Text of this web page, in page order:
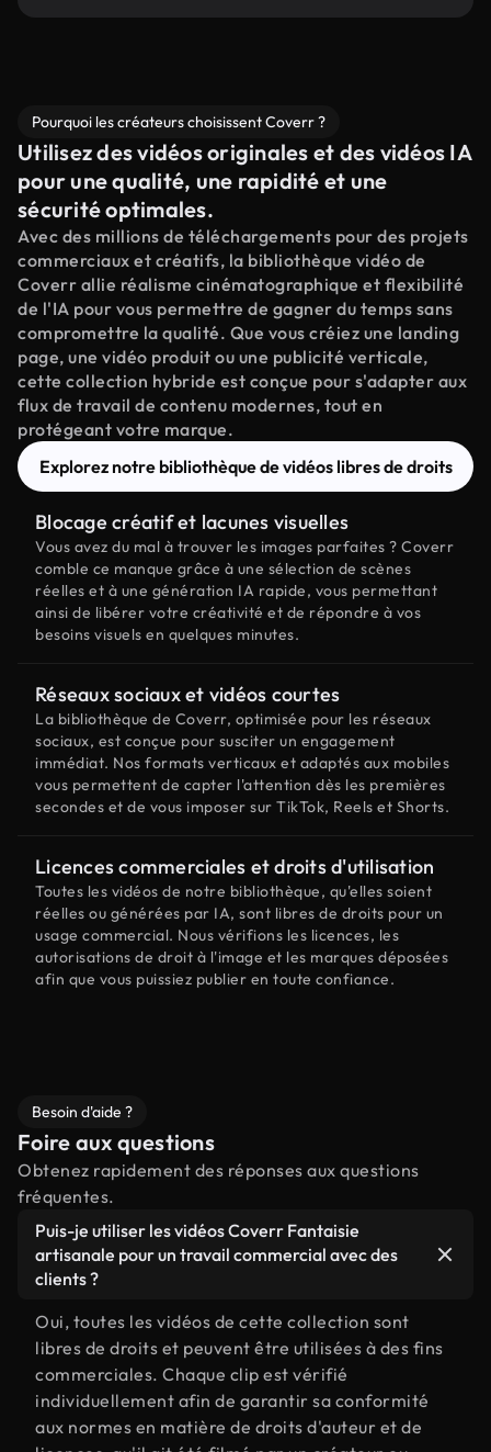
Pourquoi les créateurs choisissent Coverr ?
Utilisez des vidéos originales et des vidéos IA
pour une qualité, une rapidité et une
sécurité optimales.
Avec des millions de téléchargements pour des projets
commerciaux et créatifs, la bibliothèque vidéo de
Coverr allie réalisme cinématographique et flexibilité
de l'IA pour vous permettre de gagner du temps sans
compromettre la qualité. Que vous créiez une landing
page, une vidéo produit ou une publicité verticale,
cette collection hybride est conçue pour s'adapter aux
flux de travail de contenu modernes, tout en
protégeant votre marque.
Explorez notre bibliothèque de vidéos libres de droits
Blocage créatif et lacunes visuelles
Vous avez du mal à trouver les images parfaites ? Coverr
comble ce manque grâce à une sélection de scènes
réelles et à une génération IA rapide, vous permettant
ainsi de libérer votre créativité et de répondre à vos
besoins visuels en quelques minutes.
Réseaux sociaux et vidéos courtes
La bibliothèque de Coverr, optimisée pour les réseaux
sociaux, est conçue pour susciter un engagement
immédiat. Nos formats verticaux et adaptés aux mobiles
vous permettent de capter l'attention dès les premières
secondes et de vous imposer sur TikTok, Reels et Shorts.
Licences commerciales et droits d'utilisation
Toutes les vidéos de notre bibliothèque, qu'elles soient
réelles ou générées par IA, sont libres de droits pour un
usage commercial. Nous vérifions les licences, les
autorisations de droit à l'image et les marques déposées
afin que vous puissiez publier en toute confiance.
Besoin d'aide ?
Foire aux questions
Obtenez rapidement des réponses aux questions
fréquentes.
Puis-je utiliser les vidéos Coverr Fantaisie
artisanale pour un travail commercial avec des
clients ?
Oui, toutes les vidéos de cette collection sont
libres de droits et peuvent être utilisées à des fins
commerciales. Chaque clip est vérifié
individuellement afin de garantir sa conformité
aux normes en matière de droits d'auteur et de